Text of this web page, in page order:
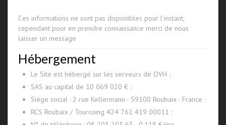
Ces informations ne sont pas disponibles pour l'instant,
cependant pour en prendre connaissance merci de nous
laisser un message
Hébergement
Le Site est hébergé sur les serveurs de OVH ;
SAS au capital de 10 069 020 € ;
Siège social : 2 rue Kellermann - 59100 Roubaix - France ;
RCS Roubaix / Tourcoing 424 761 419 00011 ;